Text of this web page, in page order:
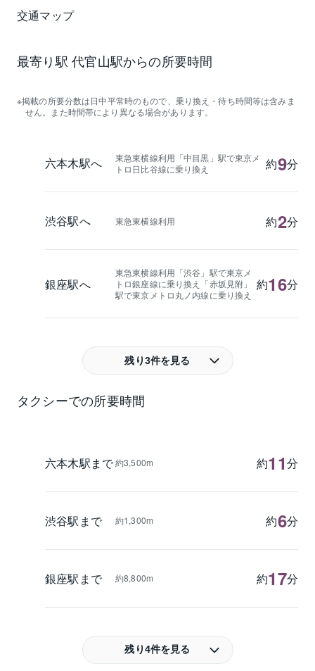
交通マップ
最寄り駅 代官山駅からの所要時間
掲載の所要分数は日中平常時のもので、乗り換え・待ち時間等は含みま
せん。また時間帯により異なる場合があります。
六本木駅へ
東急東横線利用「中目黒」駅で東京メ
トロ日比谷線に乗り換え
約9分
渋谷駅へ 東急東横線利用 約2分
銀座駅へ
東急東横線利用「渋谷」駅で東京メ
トロ銀座線に乗り換え「赤坂見附」
駅で東京メトロ丸ノ内線に乗り換え
約16分
残り3件を見る
タクシーでの所要時間
六本木駅まで約3,500m 約11分
渋谷駅まで 約1,300m 約6分
銀座駅まで 約8,800m 約17分
残り4件を見る